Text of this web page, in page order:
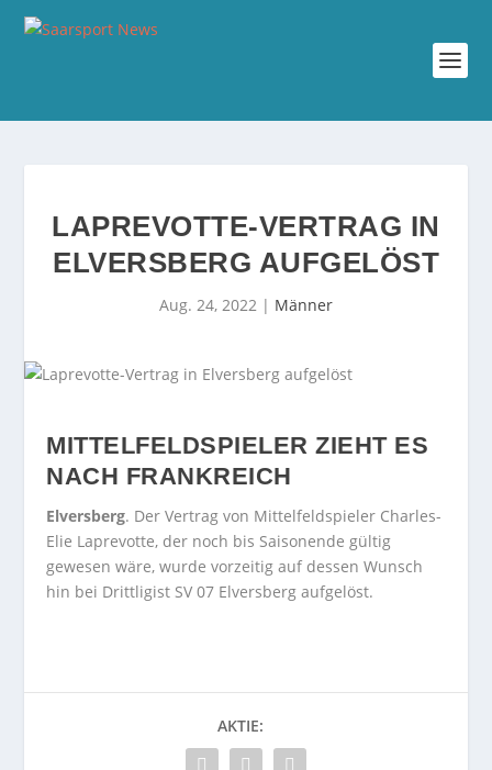
LAPREVOTTE-VERTRAG IN
ELVERSBERG AUFGELÖST
Aug. 24, 2022 | Männer
MITTELFELDSPIELER ZIEHT ES
NACH FRANKREICH
Elversberg. Der Vertrag von Mittelfeldspieler Charles-
Elie Laprevotte, der noch bis Saisonende gültig
gewesen wäre, wurde vorzeitig auf dessen Wunsch
hin bei Drittligist SV 07 Elversberg aufgelöst.
AKTIE: